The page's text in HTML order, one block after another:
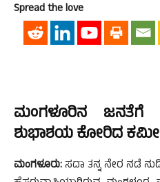
Spread the love
ಮಂಗಳೂರಿನ ಜನತೆಗೆ
ಶುಭಾಶಯ ಕೋರಿದ
ಮಂಗಳೂರು:ಸದಾ ತನ್ನ ನೇರ ನಡೆ